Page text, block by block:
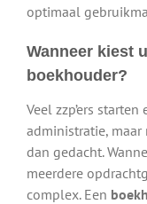
optimaal
Wanneer kiest
boekhouder?
Veel zzp’ers
administratie,
dan gedacht.
meerdere
complex. Een